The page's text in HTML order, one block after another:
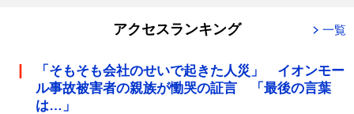
アクセスランキング 一覧
「そもそも会社のせいで起きた人災」 イオンモー
ル事故被害者の親族が慟哭の証言 「最後の言葉
は…」